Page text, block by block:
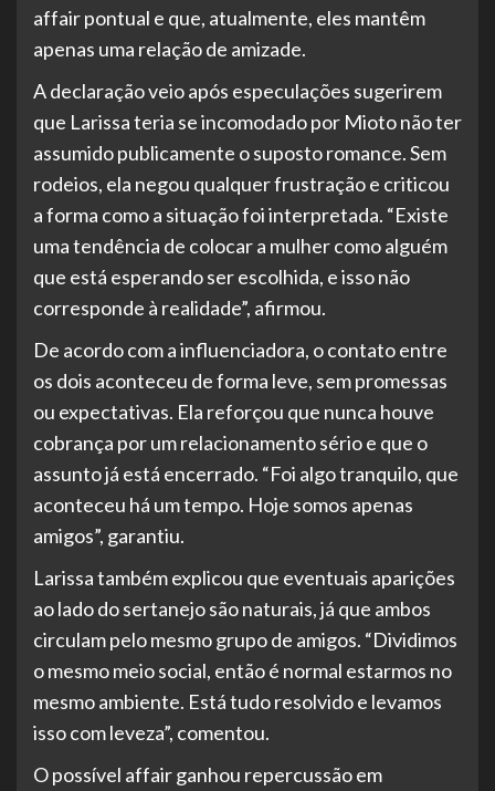
affair pontual e que, atualmente, eles mantêm
apenas uma relação de amizade.
A declaração veio após especulações sugerirem
que Larissa teria se incomodado por Mioto não ter
assumido publicamente o suposto romance. Sem
rodeios, ela negou qualquer frustração e criticou
a forma como a situação foi interpretada. “Existe
uma tendência de colocar a mulher como alguém
que está esperando ser escolhida, e isso não
corresponde à realidade”, afirmou.
De acordo com a influenciadora, o contato entre
os dois aconteceu de forma leve, sem promessas
ou expectativas. Ela reforçou que nunca houve
cobrança por um relacionamento sério e que o
assunto já está encerrado. “Foi algo tranquilo, que
aconteceu há um tempo. Hoje somos apenas
amigos”, garantiu.
Larissa também explicou que eventuais aparições
ao lado do sertanejo são naturais, já que ambos
circulam pelo mesmo grupo de amigos. “Dividimos
o mesmo meio social, então é normal estarmos no
mesmo ambiente. Está tudo resolvido e levamos
isso com leveza”, comentou.
O possível affair ganhou repercussão em